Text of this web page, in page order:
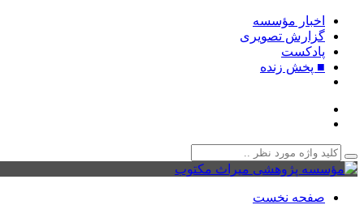
اخبار مؤسسه
گزارش تصویری
پادکست‌
■ پخش زنده
صفحه نخست